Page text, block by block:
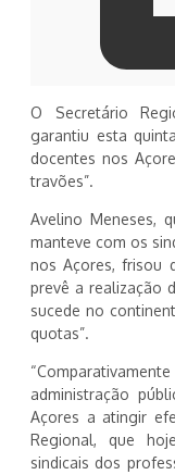
O Secretário
garantiu esta
docentes nos
travões”.
Avelino Meneses,
manteve com os
nos Açores, frisou
prevê a realização
sucede no
quotas”.
administração
Açores a atingir
Regional, que
sindicais dos